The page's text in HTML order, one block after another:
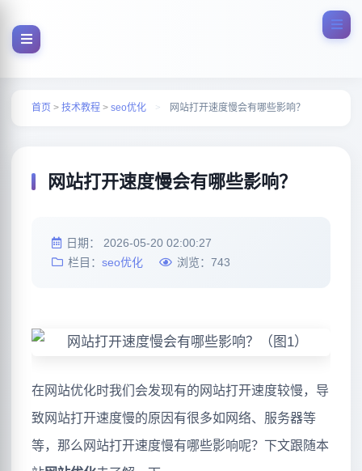
首页 > 技术教程 > seo优化 > 网站打开速度慢会有哪些影响？
网站打开速度慢会有哪些影响？
日期： 2026-05-20 02:00:27
栏目： seo优化 浏览： 743
在网站优化时我们会发现有的网站打开速度较慢，导
致网站打开速度慢的原因有很多如网络、服务器等
等，那么网站打开速度慢有哪些影响呢？下文跟随本